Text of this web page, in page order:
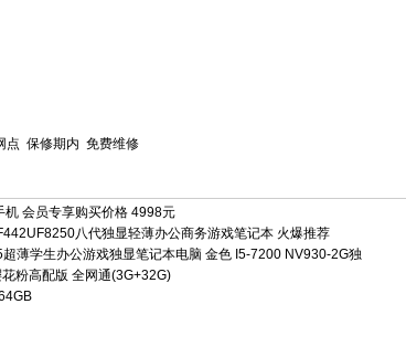
点 保修期内 免费维修
会员专享购买价格 4998元
八代独显轻薄办公商务游戏笔记本 火爆推荐
薄学生办公游戏独显笔记本电脑 金色 I5-7200 NV930-2G独
粉高配版 全网通(3G+32G)